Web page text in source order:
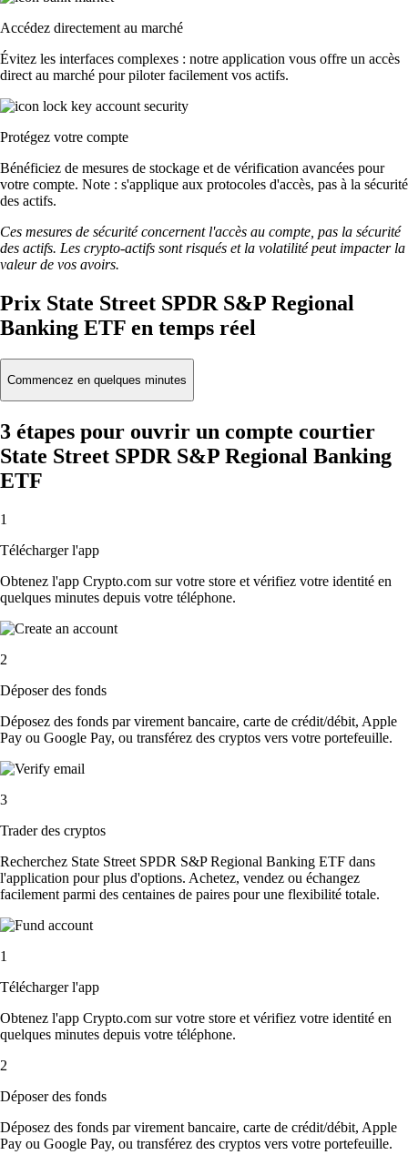
Accédez directement au marché
Évitez les interfaces complexes : notre application vous offre un accès
direct au marché pour piloter facilement vos actifs.
Protégez votre compte
Bénéficiez de mesures de stockage et de vérification avancées pour
votre compte. Note : s'applique aux protocoles d'accès, pas à la sécurité
des actifs.
Ces mesures de sécurité concernent l'accès au compte, pas la sécurité
des actifs. Les crypto-actifs sont risqués et la volatilité peut impacter la
valeur de vos avoirs.
Prix State Street SPDR S&P Regional
Banking ETF en temps réel
Commencez en quelques minutes
3 étapes pour ouvrir un compte courtier
State Street SPDR S&P Regional Banking
ETF
1
Télécharger l'app
Obtenez l'app Crypto.com sur votre store et vérifiez votre identité en
quelques minutes depuis votre téléphone.
2
Déposer des fonds
Déposez des fonds par virement bancaire, carte de crédit/débit, Apple
Pay ou Google Pay, ou transférez des cryptos vers votre portefeuille.
3
Trader des cryptos
Recherchez State Street SPDR S&P Regional Banking ETF dans
l'application pour plus d'options. Achetez, vendez ou échangez
facilement parmi des centaines de paires pour une flexibilité totale.
1
Télécharger l'app
Obtenez l'app Crypto.com sur votre store et vérifiez votre identité en
quelques minutes depuis votre téléphone.
2
Déposer des fonds
Déposez des fonds par virement bancaire, carte de crédit/débit, Apple
Pay ou Google Pay, ou transférez des cryptos vers votre portefeuille.